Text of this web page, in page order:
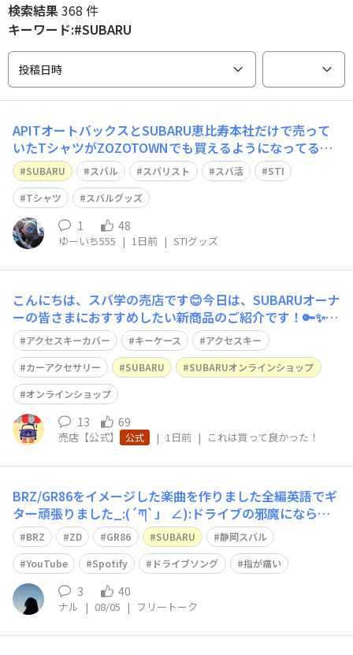
検索結果368 件
キーワード:#SUBARU
投稿日時
APITオートバックスとSUBARU恵比寿本社だけで売って
いたTシャツがZOZOTOWNでも買えるようになってる
ー！！
SUBARU スバル スバリスト スバ活
STI
Tシャツ
スバルグッズ
1 48
ゆーいち555 | 1日前 | STIグッズ
こんにちは、スバ学の売店です😊今日は、SUBARUオーナ
ーの皆さまにおすすめしたい新商品のご紹介です！🔑✨
お気に入りのキーを、自分らしくドレスアップ！ ✨🔑SU
BARU車のアクセスキー専用設計の「アクセスキーカバ
ー」が新登場しました👏毎日手にするアクセスキーだから
こそ、愛車らしく、自分らしく楽しみ
アクセスキーカバー キーケース
アクセスキー
カーアクセサリー
SUBARU
SUBARUオンラインショップ
オンラインショップ
13 69
売店【公式】 公式 | 1日前 | これは買って良かった！
BRZ/GR86をイメージした楽曲を作りました全編英語でギ
ター頑張りました_:(´ཀ`」 ∠):ドライブの邪魔にならな
いけど、存在感がある曲を目指して作ったのでドライブ中
にお聴き下さったら嬉しいです
BRZ ZD GR86 SUBARU
静岡スバル
YouTube
Spotify ドライブソング 指が痛い
3 40
ナル | 08/05 | フリートーク